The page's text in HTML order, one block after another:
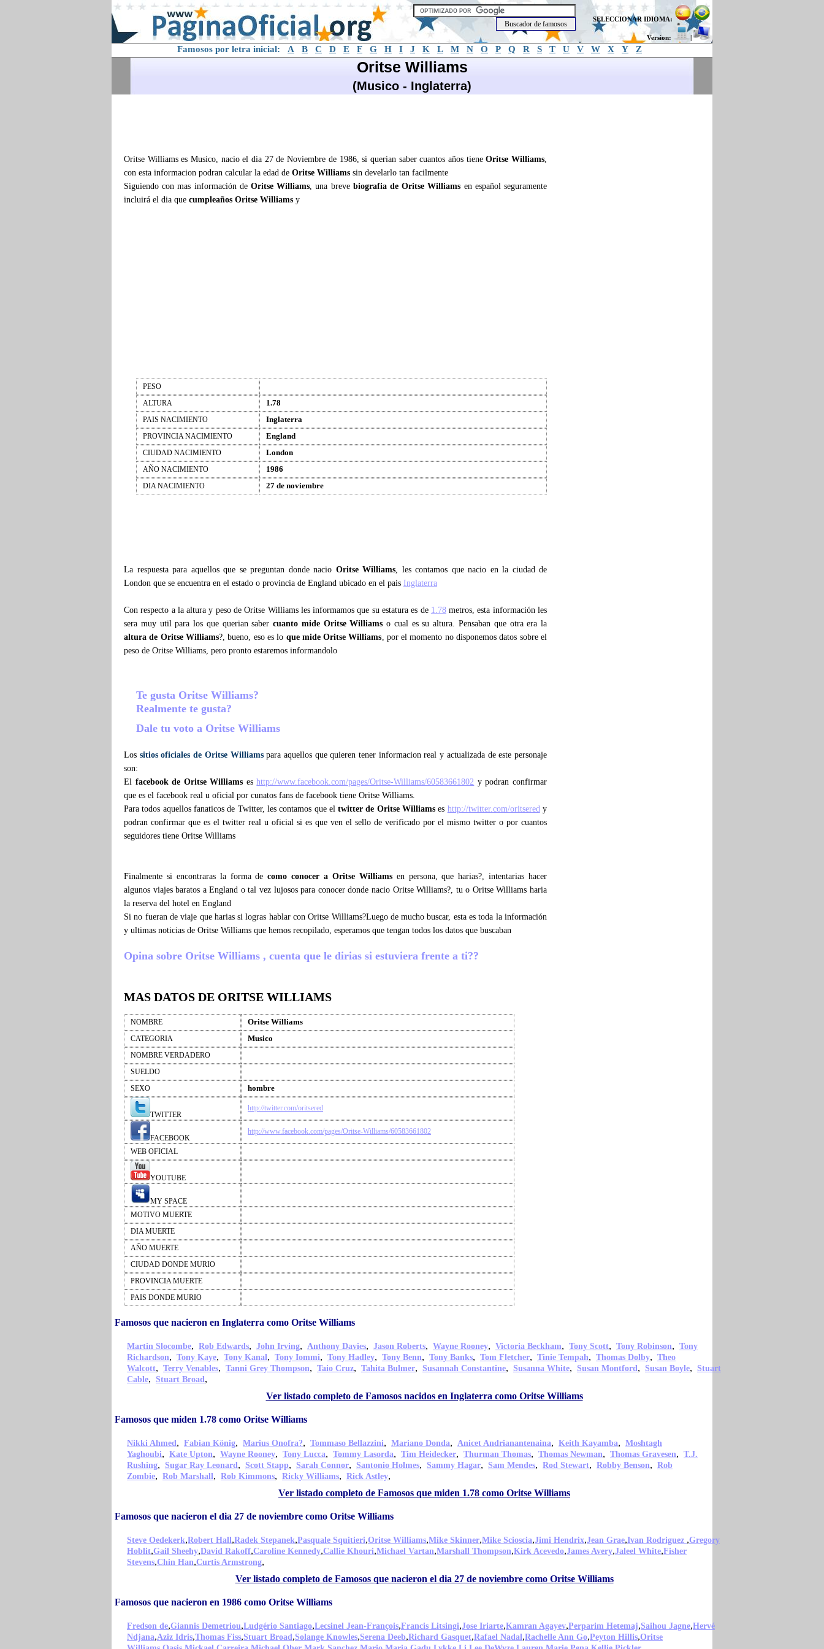
SELECCIONAR IDIOMA:
Version: |
Famosos por letra inicial: A B C D E F G H I J K L M N O P Q R S T U V W X Y Z
Oritse Williams
(Musico - Inglaterra)
Oritse Williams es Musico, nacio el dia 27 de Noviembre de 1986, si querian saber cuantos años tieneOritse Williams,
con esta informacion podran calcular la edad de Oritse Williams sin develarlo tan facilmente
Siguiendo con mas información de Oritse Williams, una breve biografia de Oritse Williams en español seguramente
incluirá el dia que cumpleaños Oritse Williams y
PESO
ALTURA
1.78
PAIS NACIMIENTO Inglaterra
PROVINCIA NACIMIENTO England
CIUDAD NACIMIENTO London
AÑO NACIMIENTO 1986
DIA NACIMIENTO 27 de noviembre
La respuesta para aquellos que se preguntan donde nacio Oritse Williams, les contamos que nacio en la ciudad de
London que se encuentra en el estado o provincia de England ubicado en el pais Inglaterra
Con respecto a la altura y peso de Oritse Williams les informamos que su estatura es de 1.78metros, esta información les
sera muy util para los que querian sabercuanto mide Oritse Williams o cual es su altura. Pensaban que otra era la
altura de Oritse Williams?, bueno, eso es lo que mide Oritse Williams, por el momento no disponemos datos sobre el
peso de Oritse Williams, pero pronto estaremos informandolo
Te gusta Oritse Williams?
Realmente te gusta?
Dale tu voto a Oritse Williams
Los sitios oficiales de Oritse Williamspara aquellos que quieren tener informacion real y actualizada de este personaje
son:
El facebook de Oritse Williams eshttp://www.facebook.com/pages/Oritse-Williams/60583661802 y podran confirmar
que es el facebook real u oficial por cunatos fans de facebook tiene Oritse Williams.
Para todos aquellos fanaticos de Twitter, les contamos que eltwitter de Oritse Williams es http://twitter.com/oritseredy
podran confirmar que es el twitter real u oficial si es que ven el sello de verificado por el mismo twitter o por cuantos
seguidores tiene Oritse Williams
Finalmente si encontraras la forma decomo conocer a Oritse Williamsen persona, que harias?, intentarias hacer
algunos viajes baratos a England o tal vez lujosos para conocer donde nacio Oritse Williams?, tu o Oritse Williams haria
la reserva del hotel en England
Si no fueran de viaje que harias si logras hablar con Oritse Williams?Luego de mucho buscar, esta es toda la información
y ultimas noticias de Oritse Williams que hemos recopilado, esperamos que tengan todos los datos que buscaban
Opina sobre Oritse Williams , cuenta que le dirias si estuviera frente a ti??
MAS DATOS DE ORITSE WILLIAMS
NOMBRE Oritse Williams
CATEGORIA Musico
NOMBRE VERDADERO
SUELDO
SEXO
hombre
TWITTER
http://twitter.com/oritsered
FACEBOOK
http://www.facebook.com/pages/Oritse-Williams/60583661802
WEB OFICIAL
YOUTUBE
MY SPACE
MOTIVO MUERTE
DIA MUERTE
AÑO MUERTE
CIUDAD DONDE MURIO
PROVINCIA MUERTE
PAIS DONDE MURIO
Famosos que nacieron en Inglaterra como Oritse Williams
Martin Slocombe, Rob Edwards, John Irving, Anthony Davies, Jason Roberts, Wayne Rooney, Victoria Beckham, Tony Scott, Tony Robinson, Tony
Richardson, Tony Kaye, Tony Kanal, Tony Iommi, Tony Hadley, Tony Benn, Tony Banks, Tom Fletcher, Tinie Tempah, Thomas Dolby, Theo
Walcott, Terry Venables, Tanni Grey Thompson, Taio Cruz, Tahita Bulmer, Susannah Constantine, Susanna White, Susan Montford, Susan Boyle, Stuart
Cable, Stuart Broad,
Ver listado completo de Famosos nacidos en Inglaterra como Oritse Williams
Famosos que miden 1.78 como Oritse Williams
Nikki Ahmed, Fabian König, Marius Onofra?, Tommaso Bellazzini, Mariano Donda, Anicet Andrianantenaina, Keith Kayamba, Moshtagh
Yaghoubi, Kate Upton, Wayne Rooney, Tony Lucca, Tommy Lasorda, Tim Heidecker, Thurman Thomas, Thomas Newman, Thomas Gravesen, T.J.
Rushing, Sugar Ray Leonard, Scott Stapp, Sarah Connor, Santonio Holmes, Sammy Hagar, Sam Mendes, Rod Stewart, Robby Benson, Rob
Zombie, Rob Marshall, Rob Kimmons, Ricky Williams, Rick Astley,
Ver listado completo de Famosos que miden 1.78 como Oritse Williams
Famosos que nacieron el dia 27 de noviembre como Oritse Williams
Steve Oedekerk,Robert Hall,Radek Stepanek,Pasquale Squitieri,Oritse Williams,Mike Skinner,Mike Scioscia,Jimi Hendrix,Jean Grae,Ivan Rodriguez ,Gregory
Hoblit,Gail Sheehy,David Rakoff,Caroline Kennedy,Callie Khouri,Michael Vartan,Marshall Thompson,Kirk Acevedo,James Avery,Jaleel White,Fisher
Stevens,Chin Han,Curtis Armstrong,
Ver listado completo de Famosos que nacieron el dia 27 de noviembre como Oritse Williams
Famosos que nacieron en 1986 como Oritse Williams
Fredson de,Giannis Demetriou,Ludgério Santiago,Lecsinel Jean-François,Francis Litsingi,Jose Iriarte,Kamran Agayev,Perparim Hetemaj,Saihou Jagne,Hervé
Ndjana,Aziz Idris,Thomas Fiss,Stuart Broad,Solange Knowles,Serena Deeb,Richard Gasquet,Rafael Nadal,Rachelle Ann Go,Peyton Hillis,Oritse